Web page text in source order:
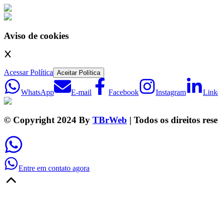
Aviso de cookies
Acessar Política Aceitar Política
WhatsApp E-mail Facebook Instagram
© Copyright 2024 By TBrWeb | Todos os direitos
Entre em contato agora